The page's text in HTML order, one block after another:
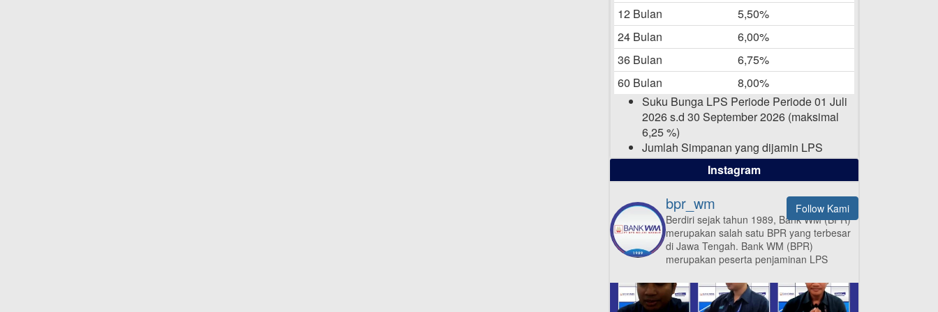
06-05-2025
Daftar Pemenang Undian
TAMASHA Bulan April 2025
Pengumuman Nama Baru
Perusahaan
03-03-2025
12 Bulan
5,50%
24 Bulan
6,00%
36 Bulan
6,75%
60 Bulan
8,00%
Suku Bunga LPS Periode Periode 01 Juli
2026 s.d 30 September 2026 (maksimal
6,25 %)
Jumlah Simpanan yang dijamin LPS
maksimal sampai dengan 2 Milyar Rupiah
per nasabah dalam satu bank
ISI APLIKASI SEKARANG
Instagram
Follow Kami
bpr_wm
Berdiri sejak tahun 1989, Bank WM (BPR)
merupakan salah satu BPR yang terbesar
di Jawa Tengah. Bank WM (BPR)
merupakan peserta penjaminan LPS